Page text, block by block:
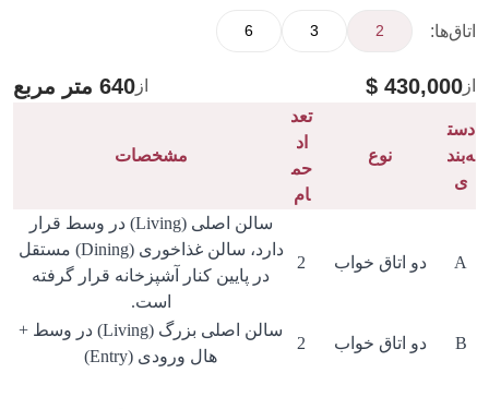
اتاق‌ها: 2
3
6
از 430,000 $ از 640 متر مربع
دست
ه‌بند
ی
نوع
تعد
اد
حم
ام
مشخصات
A دو اتاق خواب 2
سالن اصلی (Living) در وسط قرار
دارد، سالن غذاخوری (Dining) مستقل
در پایین کنار آشپزخانه قرار گرفته
است.
B دو اتاق خواب 2
سالن اصلی بزرگ (Living) در وسط +
هال ورودی (Entry)